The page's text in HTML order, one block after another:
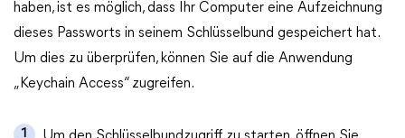
haben, ist es möglich, dass Ihr Computer eine Aufzeichnung
dieses Passworts in seinem Schlüsselbund gespeichert hat.
Um dies zu überprüfen, können Sie auf die Anwendung
„Keychain Access“ zugreifen.
1